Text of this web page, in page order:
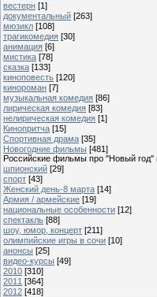
вестерн [1]
документальный [263]
мюзикл [108]
трагикомедия [30]
анимация [6]
мистика [78]
сказка [133]
киноповесть [120]
кинороман [7]
музыкальная комедия [86]
лирическая комедия [83]
нелирическая комедия [1]
Кинопритча [15]
Спортивная драма [35]
Новогодние фильмы [481]
Российские фильмы про "Новый год"
шпионский [29]
спорт [43]
Женский день-8 марта [14]
Армия / армейские [19]
национальные особенности [12]
спектакль [88]
шоу, юмор, концерт [211]
олимпийские игры в сочи [10]
анонсы [25]
видео-курсы [49]
2010 [310]
2011 [364]
2012 [418]